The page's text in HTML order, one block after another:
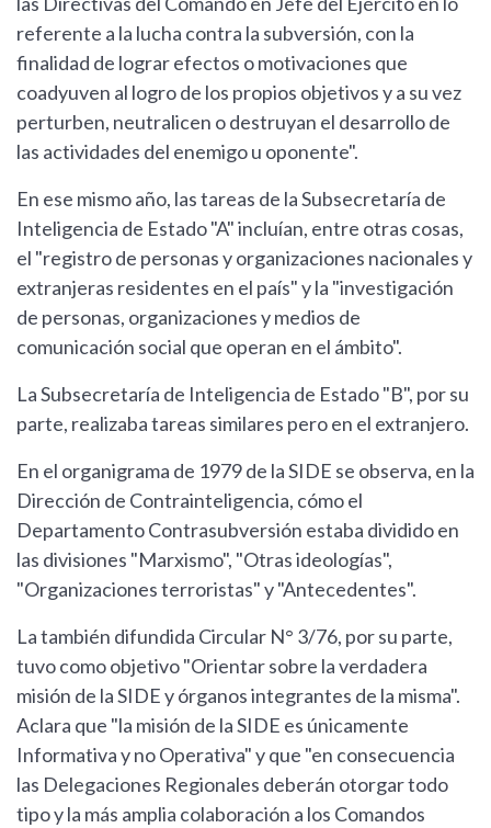
referente a la lucha contra la subversión, con la
finalidad de lograr efectos o motivaciones que
coadyuven al logro de los propios objetivos y a su vez
perturben, neutralicen o destruyan el desarrollo de
las actividades del enemigo u oponente".
En ese mismo año, las tareas de la Subsecretaría de
Inteligencia de Estado "A" incluían, entre otras cosas,
el "registro de personas y organizaciones nacionales y
extranjeras residentes en el país" y la "investigación
de personas, organizaciones y medios de
comunicación social que operan en el ámbito".
La Subsecretaría de Inteligencia de Estado "B", por su
parte, realizaba tareas similares pero en el extranjero.
En el organigrama de 1979 de la SIDE se observa, en la
Dirección de Contrainteligencia, cómo el
Departamento Contrasubversión estaba dividido en
las divisiones "Marxismo", "Otras ideologías",
"Organizaciones terroristas" y "Antecedentes".
La también difundida Circular N° 3/76, por su parte,
tuvo como objetivo "Orientar sobre la verdadera
misión de la SIDE y órganos integrantes de la misma".
Aclara que "la misión de la SIDE es únicamente
Informativa y no Operativa" y que "en consecuencia
las Delegaciones Regionales deberán otorgar todo
tipo y la más amplia colaboración a los Comandos